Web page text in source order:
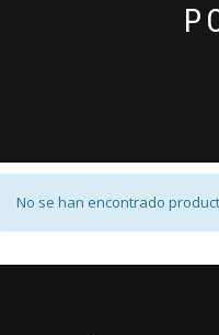
No se han encontrado